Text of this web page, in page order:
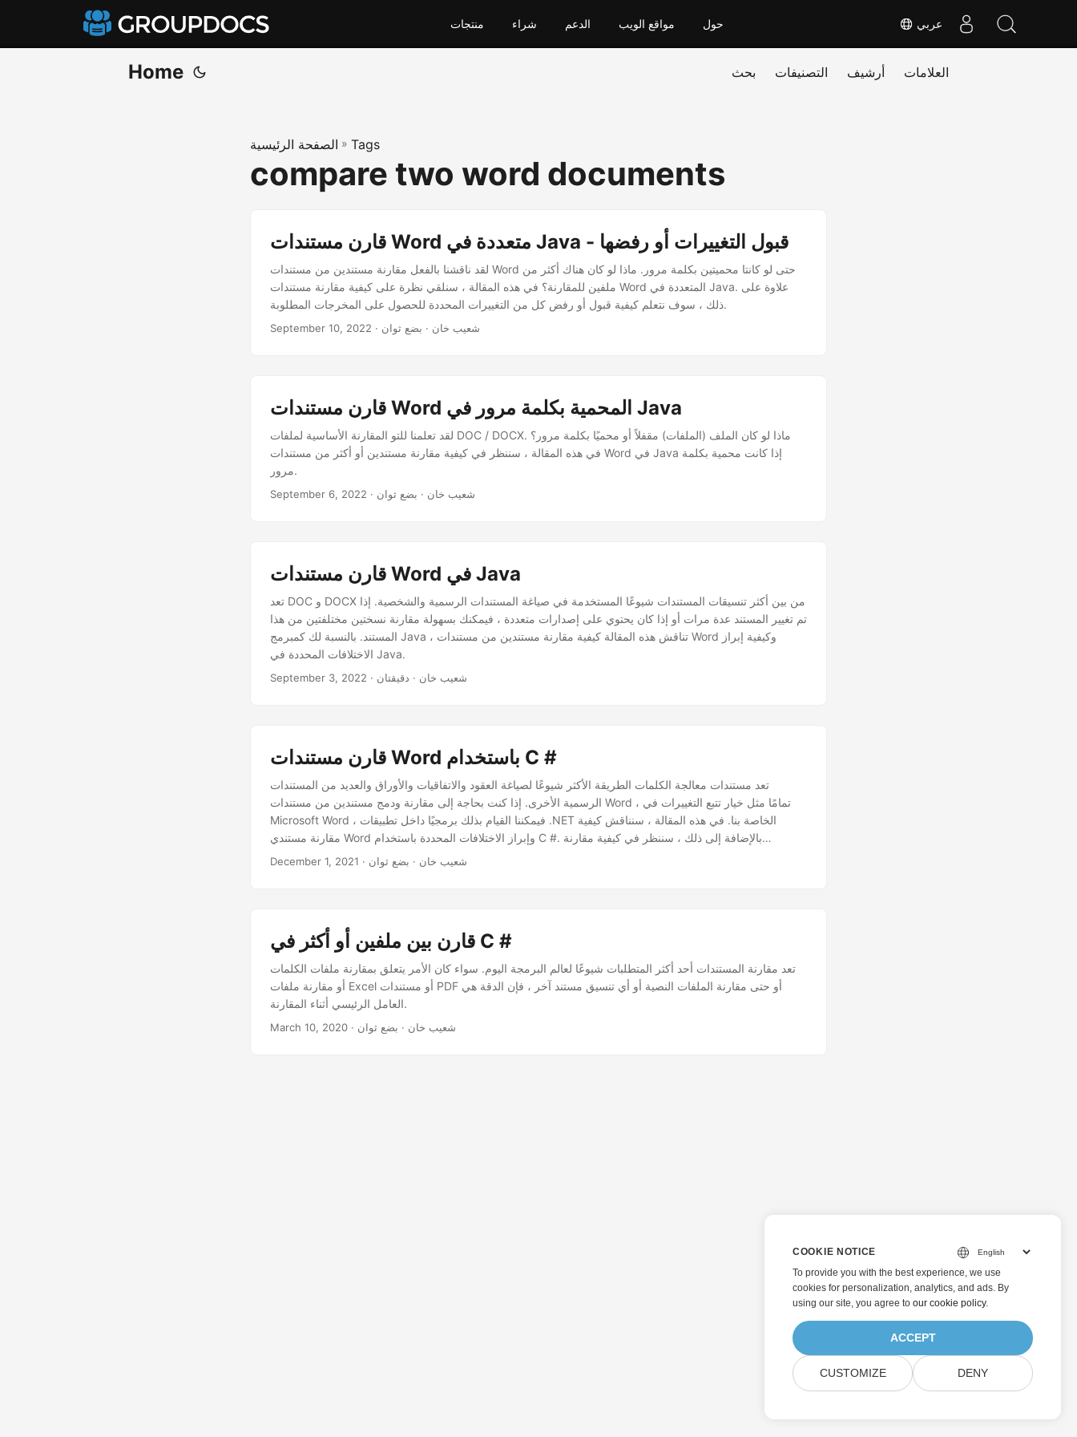
عربي منتجات شراء الدعم مواقع الويب حول
Home بحث التصنيفات أرشيف العلامات
الصفحة الرئيسية » Tags
compare two word documents
قارن مستندات Word متعددة في Java - قبول التغييرات أو رفضها
لقد ناقشنا بالفعل مقارنة مستندين من مستندات Word حتى لو كانتا محميتين بكلمة مرور. ماذا لو كان هناك أكثر من
ملفين للمقارنة؟ في هذه المقالة ، سنلقي نظرة على كيفية مقارنة مستندات Word المتعددة في Java. علاوة على
ذلك ، سوف نتعلم كيفية قبول أو رفض كل من التغييرات المحددة للحصول على المخرجات المطلوبة.
September 10, 2022 · شعيب خان · بضع ثوان
قارن مستندات Word المحمية بكلمة مرور في Java
لقد تعلمنا للتو المقارنة الأساسية لملفات DOC / DOCX. ماذا لو كان الملف (الملفات) مقفلاً أو محميًا بكلمة مرور؟
في هذه المقالة ، سننظر في كيفية مقارنة مستندين أو أكثر من مستندات Word في Java إذا كانت محمية بكلمة
مرور.
September 6, 2022 · شعيب خان · بضع ثوان
قارن مستندات Word في Java
تعد DOC و DOCX من بين أكثر تنسيقات المستندات شيوعًا المستخدمة في صياغة المستندات الرسمية والشخصية. إذا
تم تغيير المستند عدة مرات أو إذا كان يحتوي على إصدارات متعددة ، فيمكنك بسهولة مقارنة نسختين مختلفتين من هذا
المستند. بالنسبة لك كمبرمج Java ، تناقش هذه المقالة كيفية مقارنة مستندين من مستندات Word وكيفية إبراز
الاختلافات المحددة في Java.
September 3, 2022 · شعيب خان · دقيقتان
قارن مستندات Word باستخدام C #
تعد مستندات معالجة الكلمات الطريقة الأكثر شيوعًا لصياغة العقود والاتفاقيات والأوراق والعديد من المستندات
الرسمية الأخرى. إذا كنت بحاجة إلى مقارنة ودمج مستندين من مستندات Word ، تمامًا مثل خيار تتبع التغييرات في
Microsoft Word ، فيمكننا القيام بذلك برمجيًا داخل تطبيقات .NET الخاصة بنا. في هذه المقالة ، سنناقش كيفية
مقارنة مستندي Word وإبراز الاختلافات المحددة باستخدام C #. بالإضافة إلى ذلك ، سننظر في كيفية مقارنة
December 1, 2021 · شعيب خان · بضع ثوان
قارن بين ملفين أو أكثر في C #
تعد مقارنة المستندات أحد أكثر المتطلبات شيوعًا لعالم البرمجة اليوم. سواء كان الأمر يتعلق بمقارنة ملفات الكلمات
أو مقارنة ملفات Excel أو مستندات PDF أو حتى مقارنة الملفات النصية أو أي تنسيق مستند آخر ، فإن الدقة هي
العامل الرئيسي أثناء المقارنة.
March 10, 2020 · شعيب خان · بضع ثوان
COOKIE NOTICE
To provide you with the best experience, we use
cookies for personalization, analytics, and ads. By
using our site, you agree to our cookie policy.
ACCEPT
CUSTOMIZE DENY